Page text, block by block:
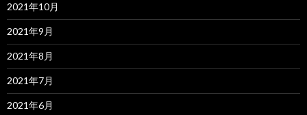
2021年10月
2021年9月
2021年8月
2021年7月
2021年6月